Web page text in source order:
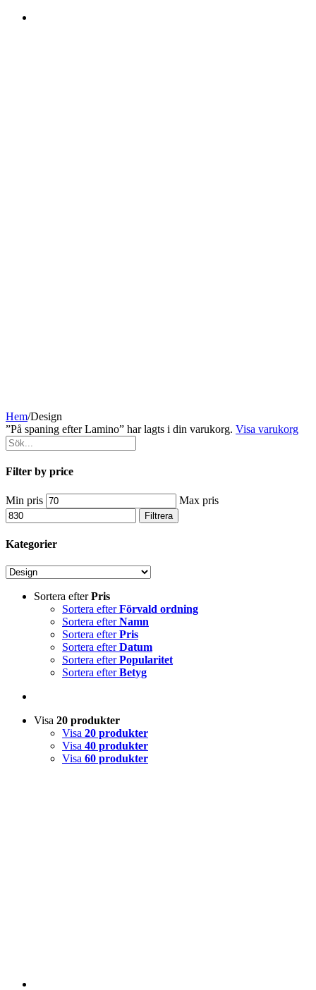
Hem/Design
”På spaning efter Lamino” har lagts i din varukorg. Visa varukorg
Filter by price
Min pris Max pris
Filtrera
Kategorier
Sortera efterPris
Sortera efterFörvald ordning
Sortera efterNamn
Sortera efterPris
Sortera efterDatum
Sortera efterPopularitet
Sortera efterBetyg
Visa 20 produkter
Visa 20 produkter
Visa 40 produkter
Visa 60 produkter